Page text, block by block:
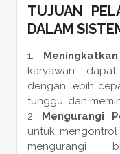
TUJUAN
DALAM
karyawan
dengan lebih
tunggu, dan
Mengurangi
untuk
mengurangi